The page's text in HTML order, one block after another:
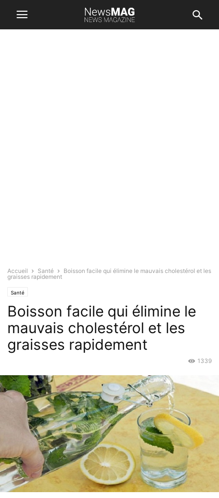
Accueil Santé
Boisson facile qui élimine le mauvais cholestérol et les
graisses rapidement
Santé
Boisson facile qui élimine le
mauvais cholestérol et les
graisses rapidement
1339